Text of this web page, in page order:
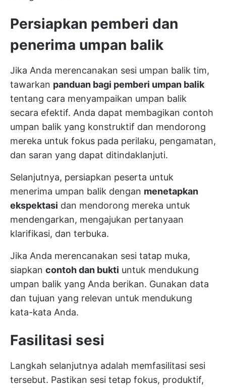
Persiapkan pemberi dan
penerima umpan balik
Jika Anda merencanakan sesi umpan balik tim,
tawarkan panduan bagi pemberi umpan balik
tentang cara menyampaikan umpan balik
secara efektif. Anda dapat membagikan contoh
umpan balik yang konstruktif dan mendorong
mereka untuk fokus pada perilaku, pengamatan,
dan saran yang dapat ditindaklanjuti.
Selanjutnya, persiapkan peserta untuk
menerima umpan balik dengan menetapkan
ekspektasi dan mendorong mereka untuk
mendengarkan, mengajukan pertanyaan
klarifikasi, dan terbuka.
Jika Anda merencanakan sesi tatap muka,
siapkan contoh dan bukti untuk mendukung
umpan balik yang Anda berikan. Gunakan data
dan tujuan yang relevan untuk mendukung
kata-kata Anda.
Fasilitasi sesi
Langkah selanjutnya adalah memfasilitasi sesi
tersebut. Pastikan sesi tetap fokus, produktif,